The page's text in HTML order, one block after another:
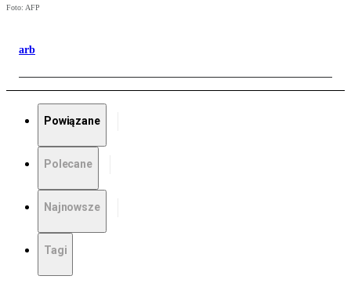
Foto: AFP
arb
Powiązane
Polecane
Najnowsze
Tagi